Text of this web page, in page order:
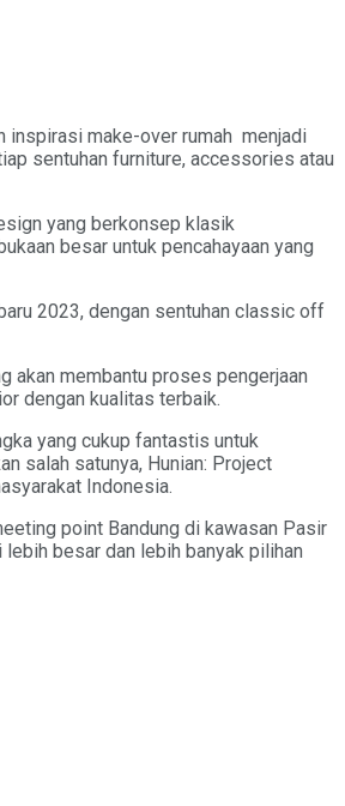
inspirasi make-over rumah menjadi
sentuhan furniture, accessories atau
yang berkonsep klasik
besar untuk pencahayaan yang
2023, dengan sentuhan classic off
akan membantu proses pengerjaan
dengan kualitas terbaik.
yang cukup fantastis untuk
salah satunya, Hunian: Project
Indonesia.
point Bandung di kawasan Pasir
besar dan lebih banyak pilihan